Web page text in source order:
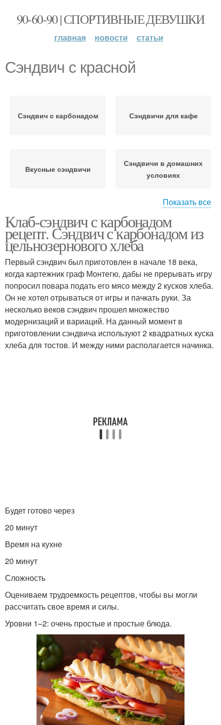
90-60-90 | СПОРТИВНЫЕ ДЕВУШКИ
главная новости статьи
Сэндвич с красной
Сэндвич с карбонадом Сэндвичи для кафе
Вкусные сэндвичи
Сэндвичи в домашних
условиях
Сэндвич с яичницей Сэндвич с тунцом
Сэндвич с курицей Сэндвич с бананами
Сэндвичи в
сэндвичнице
Сэндвич с чиабаттой
Показать все
Клаб-сэндвич с карбонадом
рецепт. Сэндвич с карбонадом из
цельнозернового хлеба
Первый сэндвич был приготовлен в начале 18 века,
когда картежник граф Монтегю, дабы не прерывать игру
попросил повара подать его мясо между 2 кусков хлеба.
Он не хотел отрываться от игры и пачкать руки. За
несколько веков сэндвич прошел множество
модернизаций и вариаций. На данный момент в
приготовлении сэндвича используют 2 квадратных куска
хлеба для тостов. И между ними располагается начинка.
Будет готово через
20 минут
Время на кухне
20 минут
Сложность
Оцениваем трудоемкость рецептов, чтобы вы могли
рассчитать свое время и силы.
Уровни 1–2: очень простые и простые блюда.